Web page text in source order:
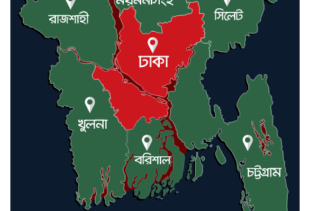
আন্তর্জাতিক মানবাধিকার সম্মেলনে
বিশেষ সম্মাননা পেলেন ফারুক খাঁন,
শ্রীমঙ্গলে সংবর্ধনা